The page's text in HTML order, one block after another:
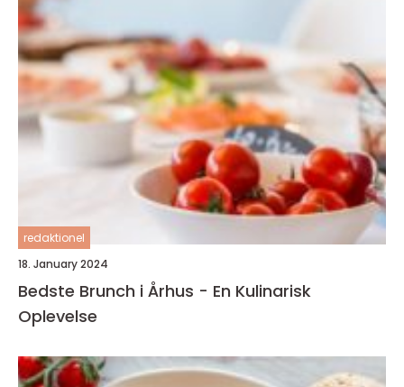
redaktionel
18. January 2024
Bedste Brunch i Århus - En Kulinarisk
Oplevelse